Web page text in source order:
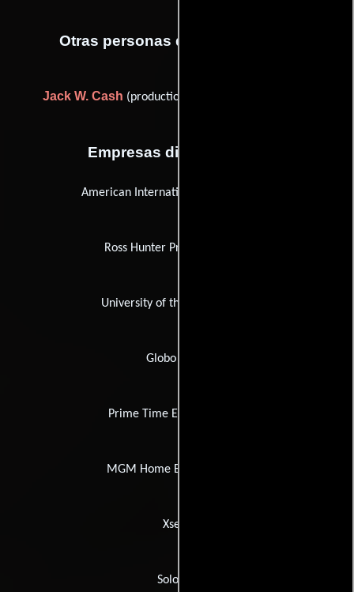
Otras personas que participaron
Jack W. Cash (production assistant (as Jack Cash))
Empresas distribuidoras
American International Pictures (AIP)
Ross Hunter Productions Inc.
University of the Nations, The
Globo Vídeo
Prime Time Entertainment
MGM Home Entertainment
Xsens
Solopan